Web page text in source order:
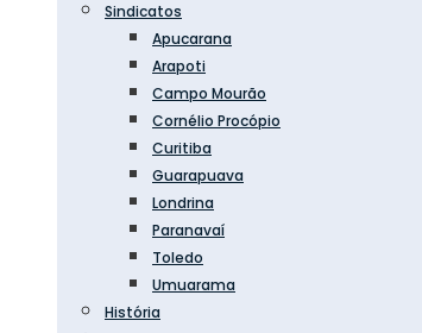
Sindicatos
Apucarana
Arapoti
Campo Mourão
Cornélio Procópio
Curitiba
Guarapuava
Londrina
Paranavaí
Toledo
Umuarama
História